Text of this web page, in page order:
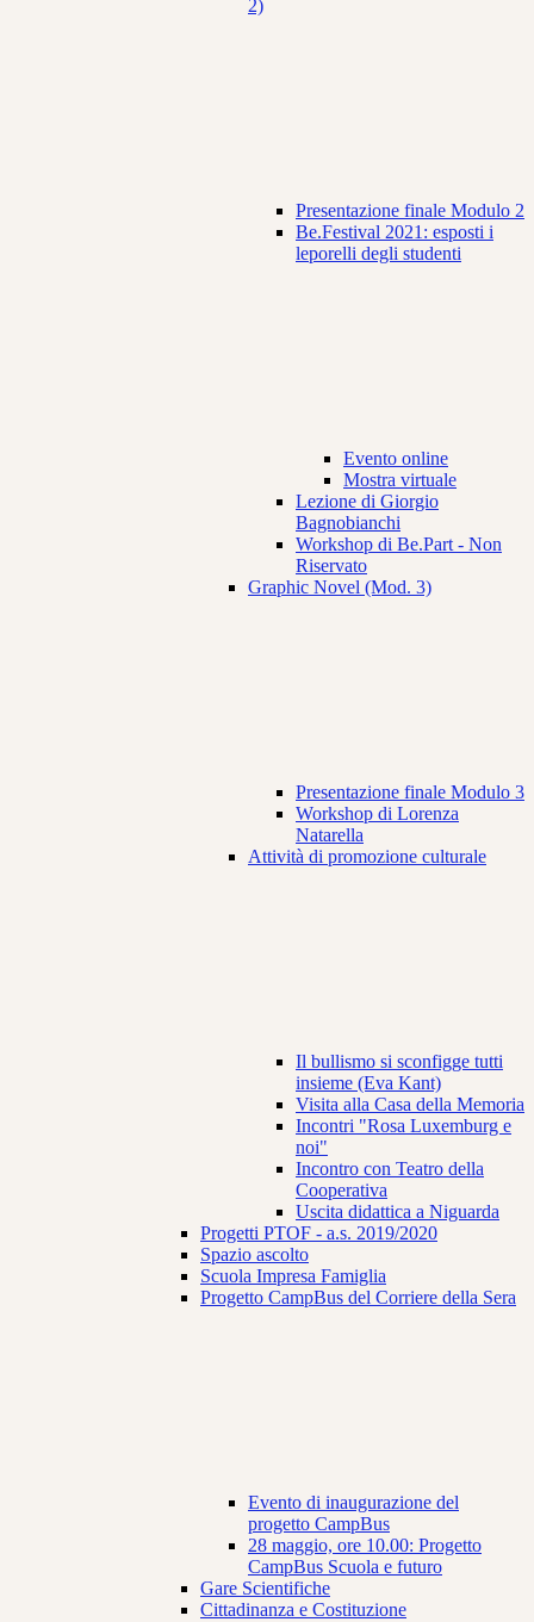
2)
Presentazione finale Modulo 2
Be.Festival 2021: esposti i
leporelli degli studenti
Evento online
Mostra virtuale
Lezione di Giorgio
Bagnobianchi
Workshop di Be.Part - Non
Riservato
Graphic Novel (Mod. 3)
Presentazione finale Modulo 3
Workshop di Lorenza
Natarella
Attività di promozione culturale
Il bullismo si sconfigge tutti
insieme (Eva Kant)
Visita alla Casa della Memoria
Incontri "Rosa Luxemburg e
noi"
Incontro con Teatro della
Cooperativa
Uscita didattica a Niguarda
Progetti PTOF - a.s. 2019/2020
Spazio ascolto
Scuola Impresa Famiglia
Progetto CampBus del Corriere della Sera
Evento di inaugurazione del
progetto CampBus
28 maggio, ore 10.00: Progetto
CampBus Scuola e futuro
Gare Scientifiche
Cittadinanza e Costituzione